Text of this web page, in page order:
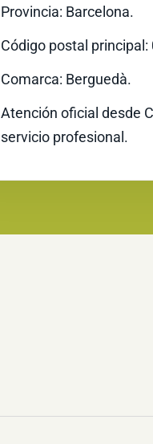
Provincia: Barcelona.
Código postal principal:
Comarca: Berguedà.
Atención oficial desde
servicio profesional.